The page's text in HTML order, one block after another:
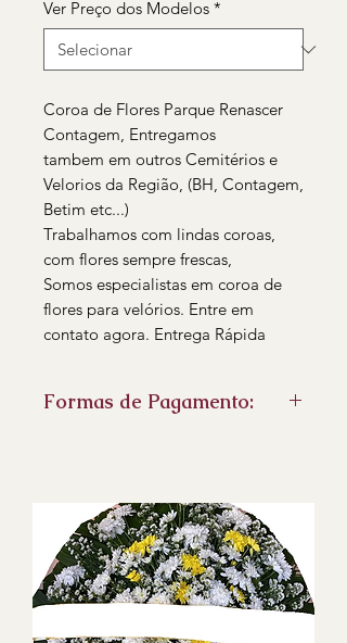
Ver Preço dos Modelos *
Coroa de Flores Parque Renascer
Contagem, Entregamos
tambem em outros Cemitérios e
Velorios da Região, (BH, Contagem,
Betim etc...)
Trabalhamos com lindas coroas,
com flores sempre frescas,
Somos especialistas em coroa de
flores para velórios. Entre em
contato agora. Entrega Rápida
Formas de Pagamento:
Boleto bancário
faturamento para empresas no
boleto
- Emitimos Nota fiscal eletrônica